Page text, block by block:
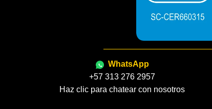
WhatsApp
+57 313 276 2957
Haz clic para chatear con nosotros